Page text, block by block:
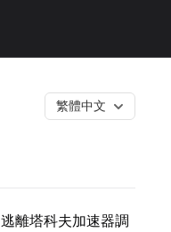
繁體中文
逃離塔科夫加速器調